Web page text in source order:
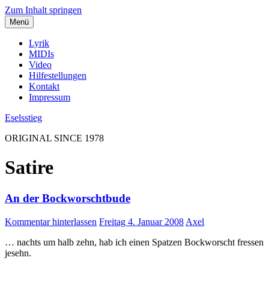
Zum Inhalt springen
Menü
Lyrik
MIDIs
Video
Hilfestellungen
Kontakt
Impressum
Eselsstieg
ORIGINAL SINCE 1978
Satire
An der Bockworschtbude
Kommentar hinterlassen Freitag 4. Januar 2008 Axel
… nachts um halb zehn, hab ich einen Spatzen Bockworscht fressen
jesehn.